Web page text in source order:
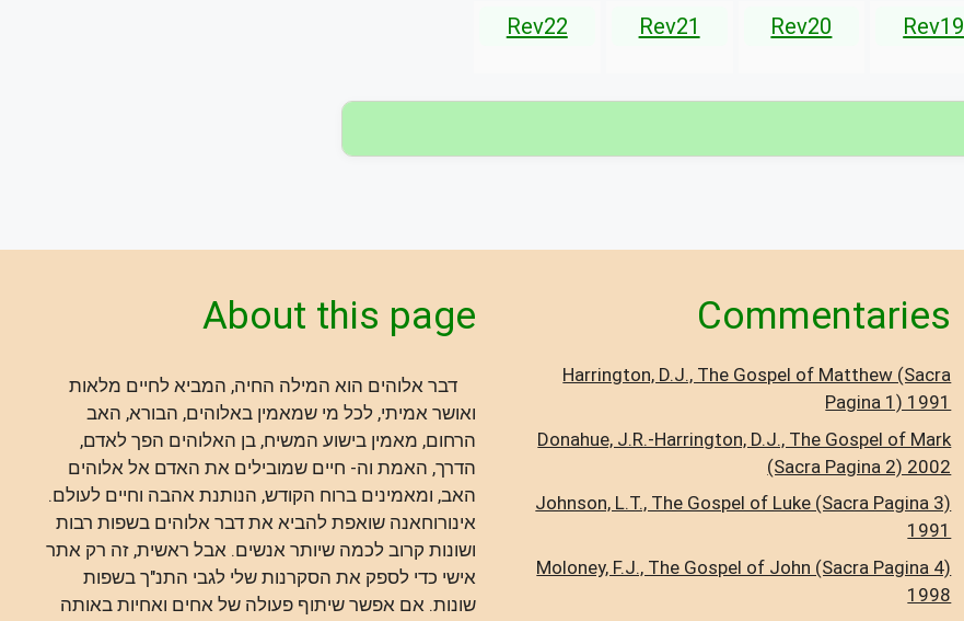
Rev19
Rev20
Rev21
Rev22
Commentaries
Harrington, D.J., The Gospel of Matthew (Sacra
Pagina 1) 1991
Donahue, J.R.-Harrington, D.J., The Gospel of Mark
(Sacra Pagina 2) 2002
Johnson, L.T., The Gospel of Luke (Sacra Pagina 3)
1991
Moloney, F.J., The Gospel of John (Sacra Pagina 4)
1998
About this page
דבר אלוהים הוא המילה החיה, המביא לחיים מלאות
ואושר אמיתי, לכל מי שמאמין באלוהים, הבורא, האב
הרחום, מאמין בישוע המשיח, בן האלוהים הפך לאדם,
הדרך, האמת וה- חיים שמובילים את האדם אל אלוהים
האב, ומאמינים ברוח הקודש, הנותנת אהבה וחיים לעולם.
אינורוחאנה שואפת להביא את דבר אלוהים בשפות רבות
ושונות קרוב לכמה שיותר אנשים. אבל ראשית, זה רק אתר
אישי כדי לספק את הסקרנות שלי לגבי התנ"ך בשפות
שונות. אם אפשר שיתוף פעולה של אחים ואחיות באותה